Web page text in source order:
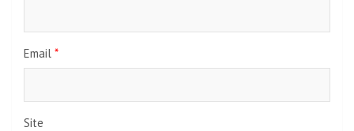
Email *
Site